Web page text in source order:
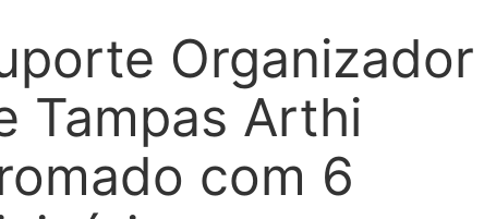
Organizador
Tampas Arthi
com 6